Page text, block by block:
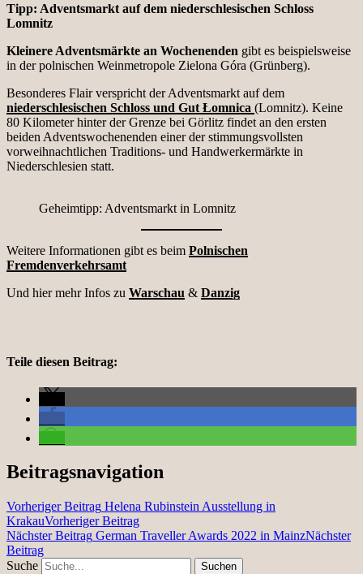
Tipp: Adventsmarkt auf dem niederschlesischen Schloss
Lomnitz
Kleinere Adventsmärkte an Wochenenden gibt es beispielsweise
in der polnischen Weinmetropole Zielona Góra (Grünberg).
Besonderes Flair verspricht der Adventsmarkt auf dem
niederschlesischen Schloss und Gut Łomnica (Lomnitz). Keine
80 Kilometer hinter der Grenze bei Görlitz findet an den ersten
beiden Adventswochenenden einer der stimmungsvollsten
vorweihnachtlichen Traditions- und Handwerkermärkte in
Niederschlesien statt.
Geheimtipp: Adventsmarkt in Lomnitz
Weitere Informationen gibt es beim Polnischen
Fremdenverkehrsamt
Und hier mehr Infos zu Warschau & Danzig
Teile diesen Beitrag:
Beitragsnavigation
Vorheriger Beitrag Helena Rubinstein Ausstellung in
KrakauVorheriger Beitrag
Nächster Beitrag German Traveller Awards 2022 in MainzNächster
Beitrag
Suche